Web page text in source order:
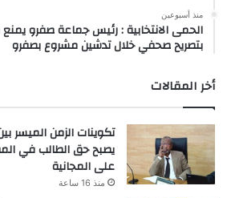
منذ أسبوعين
الحمى الانتخابية : رئيس جماعة صفرو
بتصريح صحفي خلال تدشين مشروع بصفرو
أخر المقالات
تكوينات الزمن الميسر
يصبح حق الطالب في
على المجانية
منذ 16 ساعة